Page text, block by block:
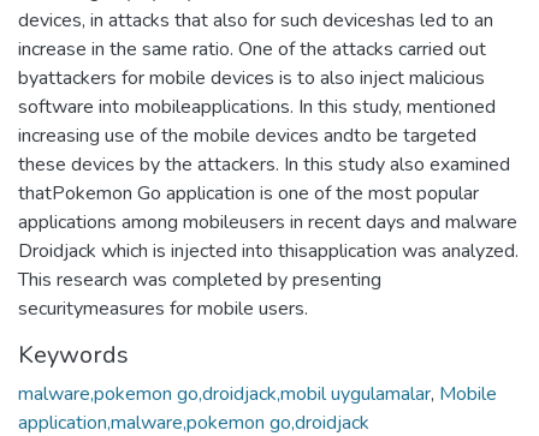
devices, in attacks that also for such deviceshas led to an
increase in the same ratio. One of the attacks carried out
byattackers for mobile devices is to also inject malicious
software into mobileapplications. In this study, mentioned
increasing use of the mobile devices andto be targeted
these devices by the attackers. In this study also examined
thatPokemon Go application is one of the most popular
applications among mobileusers in recent days and malware
Droidjack which is injected into thisapplication was analyzed.
This research was completed by presenting
securitymeasures for mobile users.
Keywords
malware,pokemon go,droidjack,mobil uygulamalar, Mobile
application,malware,pokemon go,droidjack